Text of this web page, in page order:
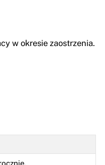
w okresie zaostrzenia.